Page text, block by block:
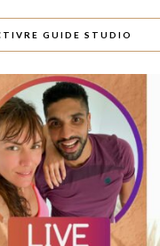
GUIDE STUDIO